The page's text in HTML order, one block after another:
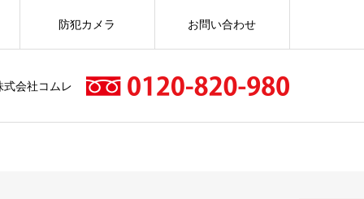
会社コムレ
防犯カメラ お問い合わせ